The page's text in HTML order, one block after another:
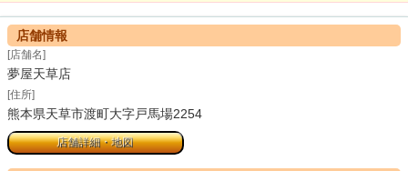
店舗情報
[店舗名]
夢屋天草店
[住所]
熊本県天草市渡町大字戸馬場2254
店舗詳細・地図